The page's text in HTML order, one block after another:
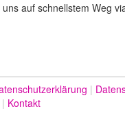
auf schnellstem Weg
Kontakt